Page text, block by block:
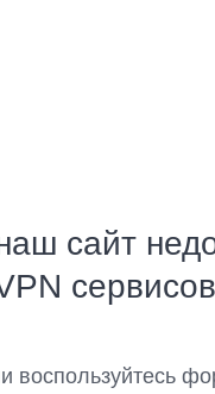
сайт
сервисов
воспользуйтесь